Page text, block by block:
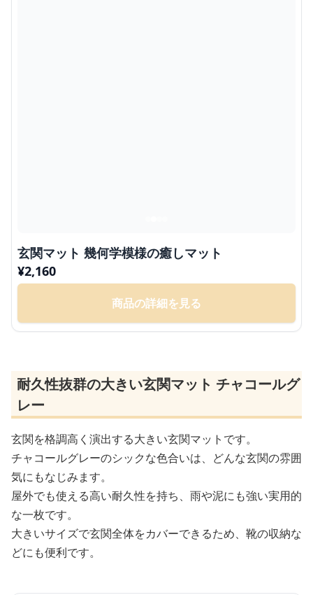
玄関マット 幾何学模様の癒しマット
¥2,160
商品の詳細を見る
耐久性抜群の大きい玄関マット チャコールグ
レー
玄関を格調高く演出する大きい玄関マットです。
チャコールグレーのシックな色合いは、どんな玄関の雰囲
気にもなじみます。
屋外でも使える高い耐久性を持ち、雨や泥にも強い実用的
な一枚です。
大きいサイズで玄関全体をカバーできるため、靴の収納な
どにも便利です。